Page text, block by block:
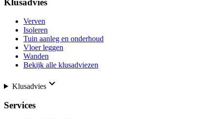
Klusadvies
Verven
Isoleren
Tuin aanleg en onderhoud
Vloer leggen
Wanden
Bekijk alle klusadviezen
Klusadvies
Services